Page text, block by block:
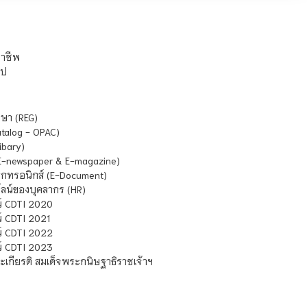
าชีพ
(REG)
- OPAC)
& E-magazine)
ทรอนิกส์ (E-Document)
น์ของบุคลากร (HR)
2020
2021
2022
2023
กียรติ สมเด็จพระกนิษฐาธิราชเจ้าฯ